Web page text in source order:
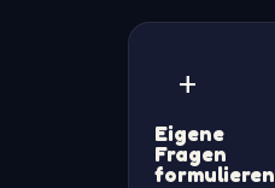
+
Eigene
Fragen
formulieren